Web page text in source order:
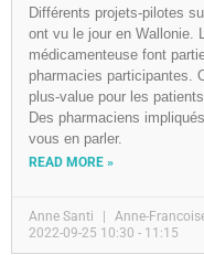
Différents projets-pilotes
ont vu le jour en Wallonie.
médicamenteuse font
pharmacies participantes.
plus-value pour les
Des pharmaciens
vous en parler.
READ MORE »
Anne Santi Anne-
2022-09-25 10:30 - 11:15